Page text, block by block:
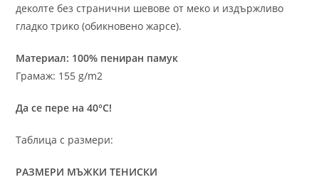
деколте без странични шевове от меко и издържливо
гладко трико (обикновено жарсе).
Материал: 100% пениран памук
Грамаж: 155 g/m2
Да се пере на 40°C!
Таблица с размери:
РАЗМЕРИ МЪЖКИ ТЕНИСКИ